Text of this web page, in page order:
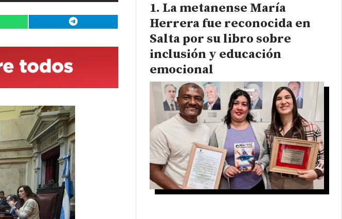
La metanense María
Herrera fue reconocida en
Salta por su libro sobre
inclusión y educación
emocional